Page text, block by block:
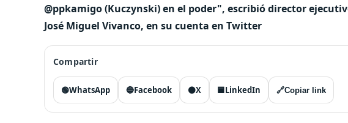
@ppkamigo (Kuczynski) en el poder", escribió director
José Miguel Vivanco, en su cuenta en Twitter
Compartir
🟢WhatsApp 🔵Facebook ⚫X 🟦LinkedIn 🔗Copiar link